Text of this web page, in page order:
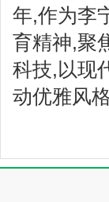
年,作为李
育精神,聚
科技,以现
动优雅风